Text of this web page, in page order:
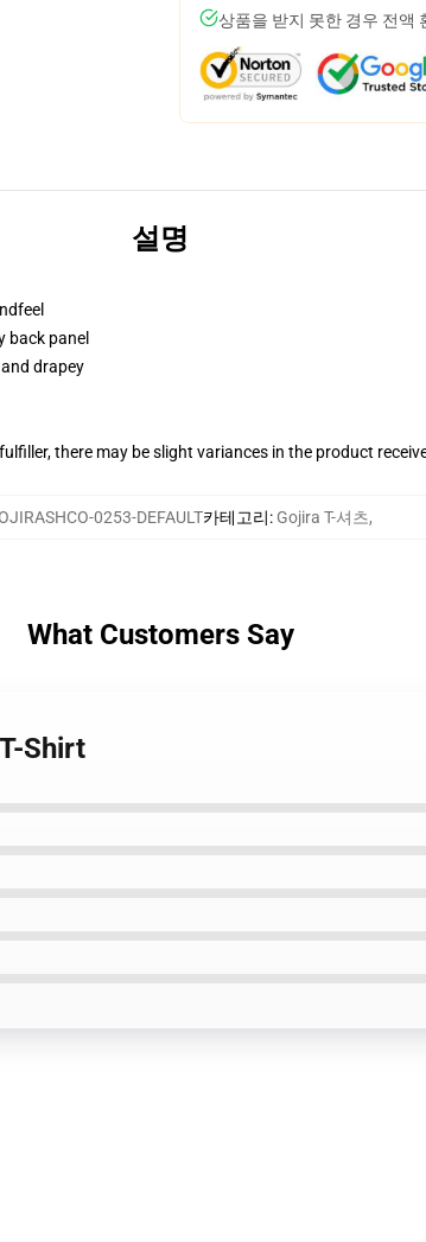
상품을 받지 못한 경우 전액
설명
back panel
drapey
there may be slight variances in the product
0253-DEFAULT카테고리: Gojira T-셔츠,
What Customers Say
Shirt